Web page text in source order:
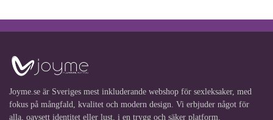
Joyme.se är Sveriges mest inkluderande webshop för sexleksaker, med
fokus på mångfald, kvalitet och modern design. Vi erbjuder något för
alla, oavsett identitet eller lust, i en trygg och säker platform.